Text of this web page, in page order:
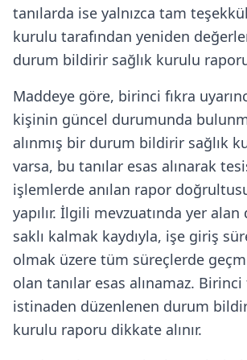
tanılarda ise yalnızca tam
kurulu tarafından yeniden
durum bildirir sağlık kurulu
Maddeye göre, birinci fıkra
kişinin güncel durumunda
alınmış bir durum bildirir sağlık
varsa, bu tanılar esas alınarak
işlemlerde anılan rapor
yapılır. İlgili mevzuatında yer
saklı kalmak kaydıyla, işe giriş
olmak üzere tüm süreçlerde
olan tanılar esas alınamaz. Birinci
istinaden düzenlenen durum
kurulu raporu dikkate alınır.